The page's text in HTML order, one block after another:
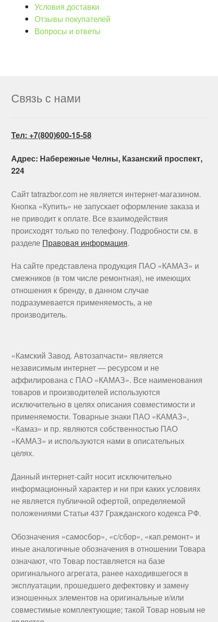
Условия доставки
Отзывы покупателей
Вопросы и ответы
Связь с нами
Тел: +7(800)600-15-58
Адрес: Набережные Челны, Казанский проспект,
224
Сайт tatrazbor.com не является интернет-магазином.
Кнопка «Купить» не запускает оформление заказа и
не приводит к оплате. Все взаимодействия
происходят только по телефону. Подробности см. в
разделе Правовая информация.
На сайте представлена продукция ПАО «КАМАЗ» и
смежников (в том числе ремонтная), не имеющих
отношения к бренду, в данном случае
подразумевается применяемость, а не
производитель.
«Камский Завод. Автозапчасти» является
независимым интернет — ресурсом и не
аффилирована с ПАО «КАМАЗ». Все наименования
товаров и производителей используются
исключительно в целях описания совместимости и
применяемости. Товарные знаки ПАО «КАМАЗ»,
«Камаз» и пр. являются собственностью ПАО
«КАМАЗ» и используются нами в описательных
целях.
Данный интернет-сайт носит исключительно
информационный характер и ни при каких условиях
не является публичной офертой, определяемой
положениями Статьи 437 Гражданского кодекса РФ.
Обозначения «самосбор», «с/сбор», «кап.ремонт» и
иные аналогичные обозначения в отношении Товара
означают, что Товар поставляется на базе
оригинального агрегата, ранее находившегося в
эксплуатации, прошедшего дефектовку и замену
изношенных элементов на оригинальные и/или
совместимые комплектующие; такой Товар новым не